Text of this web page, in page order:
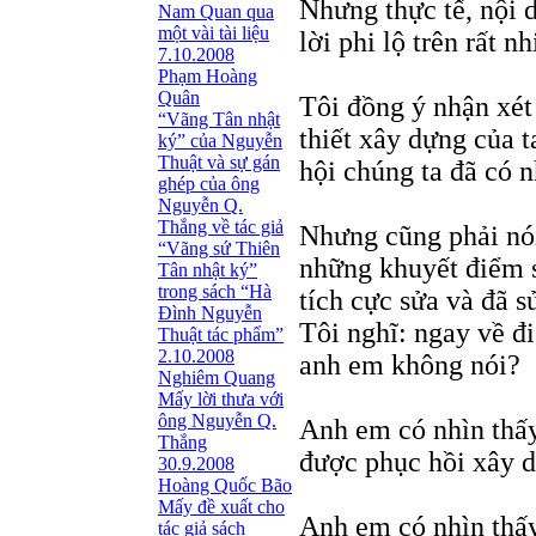
Nam Quan qua
một vài tài liệu
7.10.2008
Phạm Hoàng
Quân
“Vãng Tân nhật
ký” của Nguyễn
Thuật và sự gán
ghép của ông
Nguyễn Q.
Thắng về tác giả
“Vãng sứ Thiên
Tân nhật ký”
trong sách “Hà
Đình Nguyễn
Thuật tác phẩm”
2.10.2008
Nghiêm Quang
Mấy lời thưa với
ông Nguyễn Q.
Thắng
30.9.2008
Hoàng Quốc Bão
Mấy đề xuất cho
tác giả sách
Nhưng thực tế, nội
lời phi lộ trên rất
Tôi đồng ý nhận
thiết xây dựng của
hội chúng ta đã có
Nhưng cũng phải
những khuyết điểm
tích cực sửa và đã
Tôi nghĩ: ngay về
anh em không nói?
Anh em có nhìn
được phục hồi xây
Anh em có nhìn